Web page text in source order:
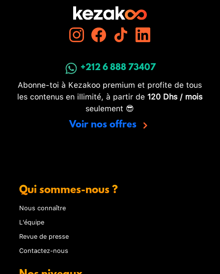
+212 6 888 73407
Abonne-toi à Kezakoo premium et profite de tous
les contenus en illimité, à partir de 120 Dhs / mois
seulement 😎
Voir nos offres
Qui sommes-nous ?
Nous connaître
L'équipe
Revue de presse
Contactez-nous